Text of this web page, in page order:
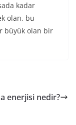
kadar
olan, bu
büyük olan bir
enerjisi nedir?